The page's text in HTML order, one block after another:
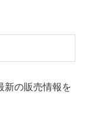
新の販売情報を